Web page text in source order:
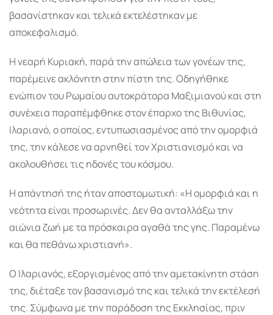
βασανίστηκαν και τελικά εκτελέστηκαν με
αποκεφαλισμό.
Η νεαρή Κυριακή, παρά την απώλεια των γονέων της,
παρέμεινε ακλόνητη στην πίστη της. Οδηγήθηκε
ενώπιον του Ρωμαίου αυτοκράτορα Μαξιμιανού και στη
συνέχεια παραπέμφθηκε στον έπαρχο της Βιθυνίας,
Ιλαριανό, ο οποίος, εντυπωσιασμένος από την ομορφιά
της, την κάλεσε να αρνηθεί τον Χριστιανισμό και να
ακολουθήσει τις ηδονές του κόσμου.
Η απάντησή της ήταν αποστομωτική: «Η ομορφιά και η
νεότητα είναι προσωρινές. Δεν θα ανταλλάξω την
αιώνια ζωή με τα πρόσκαιρα αγαθά της γης. Παραμένω
και θα πεθάνω χριστιανή».
Ο Ιλαριανός, εξοργισμένος από την αμετακίνητη στάση
της, διέταξε τον βασανισμό της και τελικά την εκτέλεσή
της. Σύμφωνα με την παράδοση της Εκκλησίας, πριν